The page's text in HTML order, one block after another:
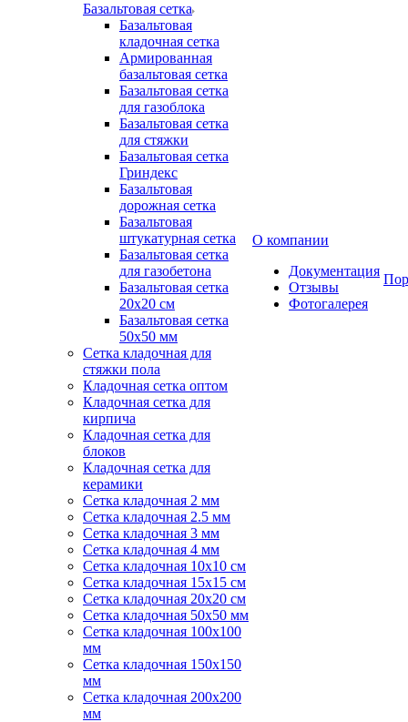
Базальтовая сетка
Базальтовая
кладочная сетка
Армированная
базальтовая сетка
Базальтовая сетка
для газоблока
Базальтовая сетка
для стяжки
Базальтовая сетка
Гриндекс
Базальтовая
дорожная сетка
Базальтовая
штукатурная сетка
Базальтовая сетка
для газобетона
Базальтовая сетка
20x20 см
Базальтовая сетка
50x50 мм
Сетка кладочная для
стяжки пола
Кладочная сетка оптом
Кладочная сетка для
кирпича
Кладочная сетка для
блоков
Кладочная сетка для
керамики
Сетка кладочная 2 мм
Сетка кладочная 2.5 мм
Сетка кладочная 3 мм
Сетка кладочная 4 мм
Сетка кладочная 10x10 см
Сетка кладочная 15x15 см
Сетка кладочная 20x20 см
Сетка кладочная 50x50 мм
Сетка кладочная 100x100
мм
Сетка кладочная 150x150
мм
Сетка кладочная 200x200
мм
О компании
Документация
Отзывы
Фотогалерея